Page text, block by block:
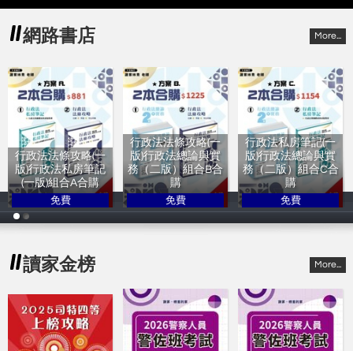
網路書店 More...
行政法法條攻略(一
版)行政法私房筆記
(一版)組合A合購
讀家林青
免費
行政法法條攻略(一
版)行政法總論與實
務（二版）組合B合
購
讀家林青
免費
行政法私房筆記(一
版)行政法總論與實
務（二版）組合C合
購
讀家林青
免費
讀家金榜 More...